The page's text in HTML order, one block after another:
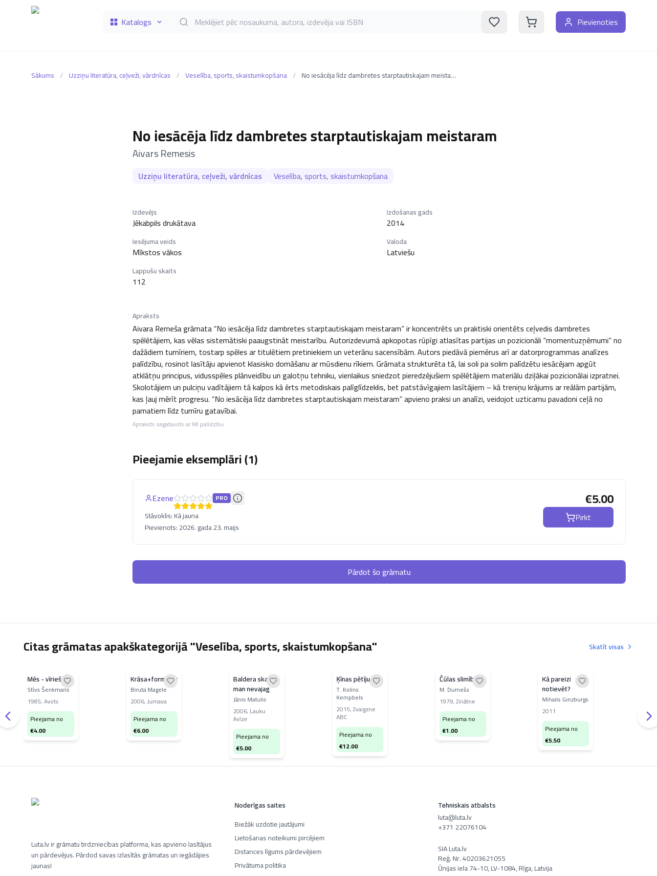
Katalogs Meklēt grāmatas pēc nosaukuma, autora, izdevēja vai ISBN Pievienoties
Sākums / Uzziņu literatūra, ceļveži, vārdnīcas / Veselība, sports, skaistumkopšana / No iesācēja līdz dambretes starptautiskajam meistaram
No iesācēja līdz dambretes starptautiskajam meistaram
–
Aivars Remesis
Uzziņu literatūra, ceļveži, vārdnīcas Veselība, sports, skaistumkopšana
Izdevējs
Jēkabpils drukātava
Izdošanas gads
2014
Iesējuma veids
Mīkstos vākos
Valoda
Latviešu
Lappušu skaits
112
Apraksts
Aivara Remeša grāmata “No iesācēja līdz dambretes starptautiskajam meistaram” ir koncentrēts un praktiski orientēts ceļvedis dambretes
spēlētājiem, kas vēlas sistemātiski paaugstināt meistarību. Autorizdevumā apkopotas rūpīgi atlasītas partijas un pozicionāli “momentuzņēmumi” no
dažādiem turnīriem, tostarp spēles ar titulētiem pretiniekiem un veterānu sacensībām. Autors piedāvā piemērus arī ar datorprogrammas analīzes
palīdzību, rosinot lasītāju apvienot klasisko domāšanu ar mūsdienu rīkiem. Grāmata strukturēta tā, lai soli pa solim palīdzētu iesācējam apgūt
atklātņu principus, vidusspēles plānveidību un galotņu tehniku, vienlaikus sniedzot pieredzējušiem spēlētājiem materiālu dziļākai pozicionālai izpratnei.
Skolotājiem un pulciņu vadītājiem tā kalpos kā ērts metodiskais palīglīdzeklis, bet patstāvīgajiem lasītājiem – kā treniņu krājums ar reālām partijām,
kas ļauj mērīt progresu. “No iesācēja līdz dambretes starptautiskajam meistaram” apvieno praksi un analīzi, veidojot uzticamu pavadoni ceļā no
pamatiem līdz turnīru gatavībai.
Apraksts sagatavots ar MI palīdzību
Pieejamie eksemplāri (1)
Ezene PRO
Stāvoklis:Kā jauna
Pievienots:2026. gada 23. maijs
€5.00
Pirkt
Pārdot šo grāmatu
Citas grāmatas apakškategorijā "Veselība, sports, skaistumkopšana" Skatīt visas
Mēs - vīrieši
Stīvs Šenkmans
1985,Avots
Pieejama no
€4.00
Krāsa+forma=stils
Biruta Magele
2006,Jumava
Pieejama no
€6.00
Baldera skalpu
man nevajag
Jānis Matulis
2006, Lauku
Avīze
Pieejama no
€5.00
Ķīnas pētījums
T. Kolins
Kempbels
2015,Zvaigzne
ABC
Pieejama no
€12.00
Čūlas slimība
M. Dumešs
1979,Zinātne
Pieejama no
€1.00
Kā pareizi
notievēt?
Mihails Ginzburgs
2011
Pieejama no
€5.50
Luta.lv ir grāmatu tirdzniecības platforma, kas apvieno lasītājus
un pārdevējus. Pārdod savas izlasītās grāmatas un iegādājies
jaunas!
Noderīgas saites
Biežāk uzdotie jautājumi
Lietošanas noteikumi pircējiem
Distances līgums pārdevējiem
Privātuma politika
Tehniskais atbalsts
luta@luta.lv
+371 22076104
SIA Luta.lv
Reģ. Nr. 40203621055
Ūnijas iela 74-10, LV-1084, Rīga, Latvija